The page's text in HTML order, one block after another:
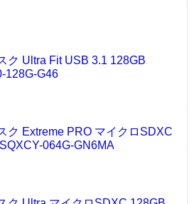
ク Ultra Fit USB 3.1 128GB
128G-G46
ク Extreme PRO マイクロSDXC
064G-GN6MA